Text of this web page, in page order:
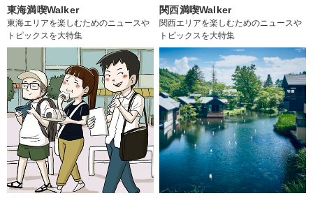
東海満喫Walker
東海エリアを楽しむためのニュースや
トピックスを大特集
関西満喫Walker
関西エリアを楽しむためのニュースや
トピックスを大特集